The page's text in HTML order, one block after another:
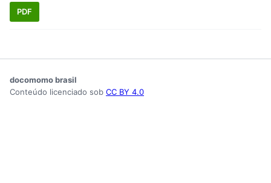
PDF
docomomo brasil
Conteúdo licenciado sob CC BY 4.0